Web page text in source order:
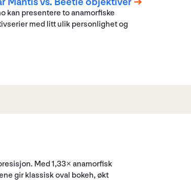
kan presentere to anamorfiske
med litt ulik personlighet og
Med 1,33× anamorfisk
gir klassisk oval bokeh, økt